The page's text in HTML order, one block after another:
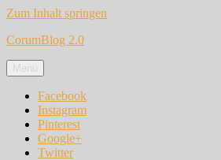
Zum Inhalt springen
CorumBlog 2.0
Menü
Facebook
Instagram
Pinterest
Google+
Twitter